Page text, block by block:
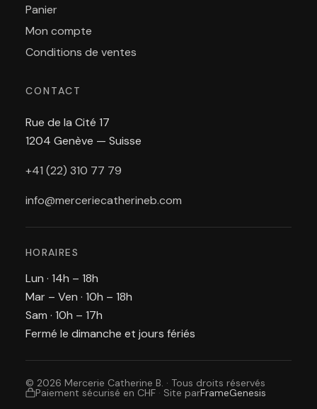
Panier
Mon compte
Conditions de ventes
CONTACT
Rue de la Cité 17
1204 Genève — Suisse
+41 (22) 310 77 79
info@merceriecatherineb.com
HORAIRES
Lun · 14h – 18h
Mar – Ven · 10h – 18h
Sam · 10h – 17h
Fermé le dimanche et jours fériés
© 2026 Mercerie Catherine B. · Tous droits réservés
Paiement sécurisé en CHF · Site parFrameGenesis